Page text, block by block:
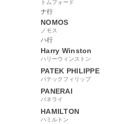
トムフォード
ナ行
NOMOS
ノモス
ハ行
Harry Winston
ハリーウィンストン
PATEK PHILIPPE
パテックフィリップ
PANERAI
パネライ
HAMILTON
ハミルトン